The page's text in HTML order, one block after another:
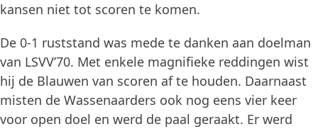
kansen niet tot scoren te komen.
De 0-1 ruststand was mede te danken aan doelman
van LSVV’70. Met enkele magnifieke reddingen wist
hij de Blauwen van scoren af te houden. Daarnaast
misten de Wassenaarders ook nog eens vier keer
voor open doel en werd de paal geraakt. Er werd